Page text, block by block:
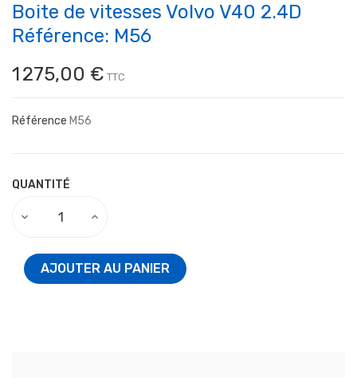
Boite de vitesses Volvo V40 2.4D
Référence: M56
1 275,00 € TTC
Référence M56
QUANTITÉ
AJOUTER AU PANIER